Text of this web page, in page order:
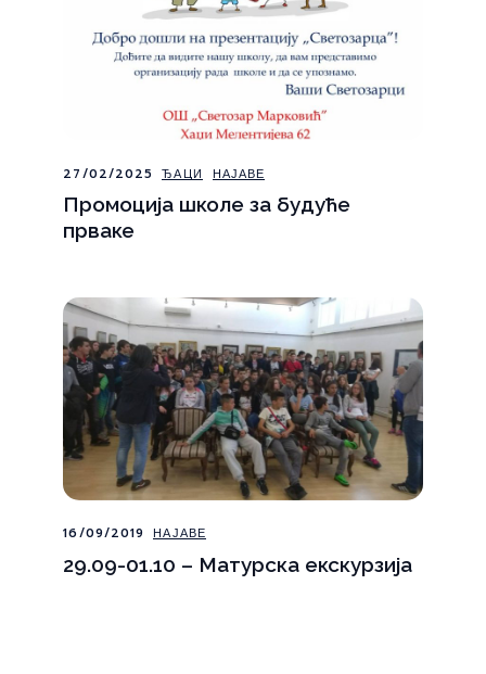
27/02/2025 ЂАЦИ НАЈАВЕ
Промоција школе за будуће
прваке
16/09/2019 НАЈАВЕ
29.09-01.10 – Матурска екскурзија